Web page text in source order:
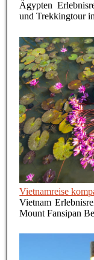
Ägypten
und Trekkingtour
Vietnamreise
Vietnam
Mount Fansipan